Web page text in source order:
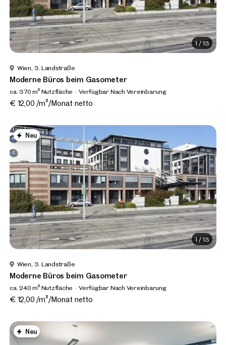
1 /13
Wien, 3. Landstraße
Moderne Büros beim Gasometer
ca. 370 m² Nutzfläche Verfügbar Nach Vereinbarung
€ 12,00 /m²/Monat netto
Neu
1 /13
Wien, 3. Landstraße
Moderne Büros beim Gasometer
ca. 240 m² Nutzfläche Verfügbar Nach Vereinbarung
€ 12,00 /m²/Monat netto
Neu